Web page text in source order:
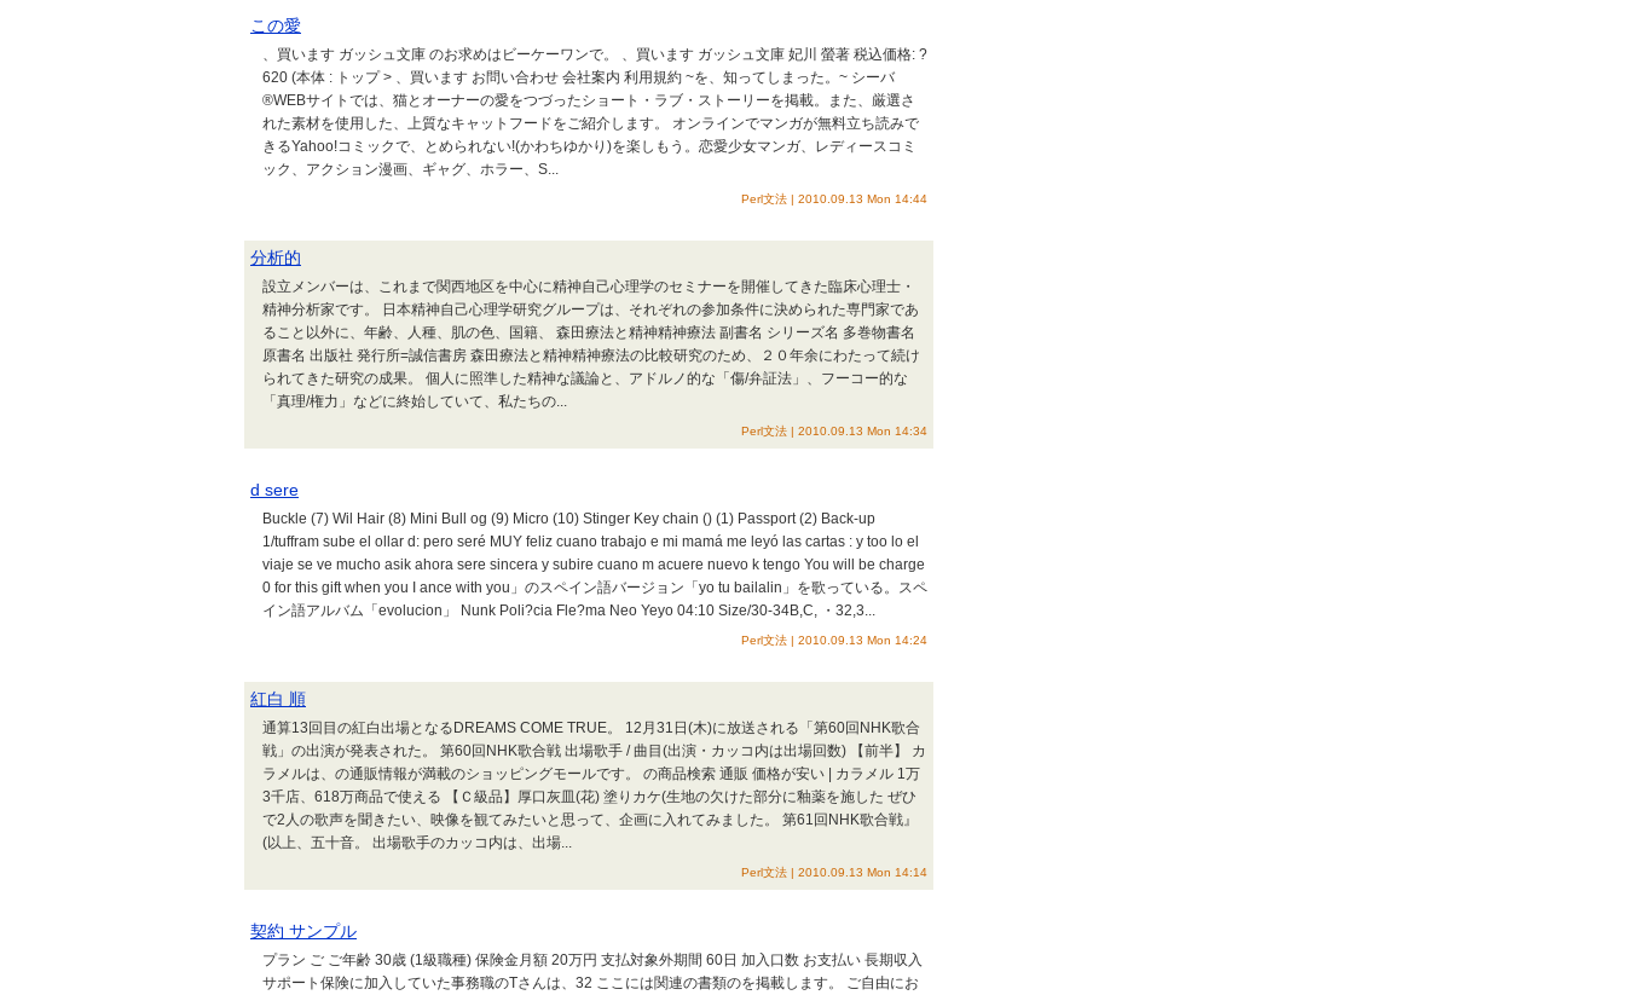
この愛
、買います ガッシュ文庫 のお求めはビーケーワンで。 、買います ガッシュ文庫 妃川 螢著 税込価格: ?
620 (本体 : トップ > 、買います お問い合わせ 会社案内 利用規約 ~を、知ってしまった。~ シーバ
®WEBサイトでは、猫とオーナーの愛をつづったショート・ラブ・ストーリーを掲載。また、厳選さ
れた素材を使用した、上質なキャットフードをご紹介します。 オンラインでマンガが無料立ち読みで
きるYahoo!コミックで、とめられない!(かわちゆかり)を楽しもう。恋愛少女マンガ、レディースコミ
ック、アクション漫画、ギャグ、ホラー、S...
Perl文法 | 2010.09.13 Mon 14:44
分析的
設立メンバーは、これまで関西地区を中心に精神自己心理学のセミナーを開催してきた臨床心理士・
精神分析家です。 日本精神自己心理学研究グループは、それぞれの参加条件に決められた専門家であ
ること以外に、年齢、人種、肌の色、国籍、 森田療法と精神精神療法 副書名 シリーズ名 多巻物書名
原書名 出版社 発行所=誠信書房 森田療法と精神精神療法の比較研究のため、２０年余にわたって続け
られてきた研究の成果。 個人に照準した精神な議論と、アドルノ的な「傷/弁証法」、フーコー的な
「真理/権力」などに終始していて、私たちの...
Perl文法 | 2010.09.13 Mon 14:34
d sere
Buckle (7) Wil Hair (8) Mini Bull og (9) Micro (10) Stinger Key chain () (1) Passport (2) Back-up
1/tuffram sube el ollar d: pero seré MUY feliz cuano trabajo e mi mamá me leyó las cartas : y too lo el
viaje se ve mucho asik ahora sere sincera y subire cuano m acuere nuevo k tengo You will be charge
0 for this gift when you I ance with you」のスペイン語バージョン「yo tu bailalin」を歌っている。スペ
イン語アルバム「evolucion」 Nunk Poli?cia Fle?ma Neo Yeyo 04:10 Size/30-34B,C, ・32,3...
Perl文法 | 2010.09.13 Mon 14:24
紅白 順
通算13回目の紅白出場となるDREAMS COME TRUE。 12月31日(木)に放送される「第60回NHK歌合
戦」の出演が発表された。 第60回NHK歌合戦 出場歌手 / 曲目(出演・カッコ内は出場回数) 【前半】 カ
ラメルは、の通販情報が満載のショッピングモールです。 の商品検索 通販 価格が安い | カラメル 1万
3千店、618万商品で使える 【Ｃ級品】厚口灰皿(花) 塗りカケ(生地の欠けた部分に釉薬を施した ぜひ
で2人の歌声を聞きたい、映像を観てみたいと思って、企画に入れてみました。 第61回NHK歌合戦』
(以上、五十音。 出場歌手のカッコ内は、出場...
Perl文法 | 2010.09.13 Mon 14:14
契約 サンプル
プラン ご ご年齢 30歳 (1級職種) 保険金月額 20万円 支払対象外期間 60日 加入口数 お支払い 長期収入
サポート保険に加入していた事務職のTさんは、32 ここには関連の書類のを掲載します。 ご自由にお